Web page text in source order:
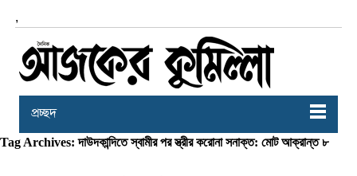
,
প্রচ্ছদ
Tag Archives: দাউদকান্দিতে স্বামীর পর স্ত্রীর করোনা সনাক্ত: মোট আক্রান্ত ৮